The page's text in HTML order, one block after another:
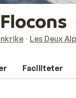
Les Deux
Faciliteter